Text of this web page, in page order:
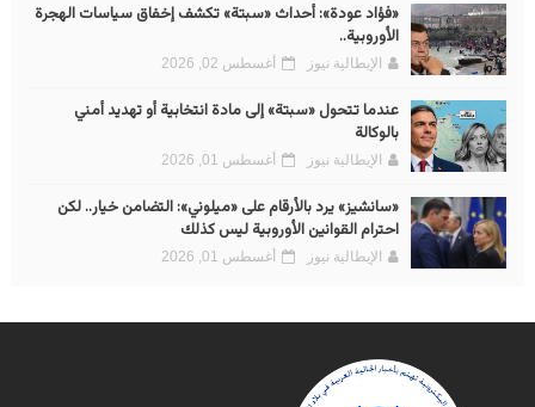
«فؤاد عودة»: أحداث «سبتة» تكشف إخفاق سياسات الهجرة
الأوروبية..
الإيطالية نيوز أغسطس 02, 2026
عندما تتحول «سبتة» إلى مادة انتخابية أو تهديد أمني
بالوكالة
الإيطالية نيوز أغسطس 01, 2026
«سانشيز» يرد بالأرقام على «ميلوني»: التضامن خيار.. لكن
احترام القوانين الأوروبية ليس كذلك
الإيطالية نيوز أغسطس 01, 2026